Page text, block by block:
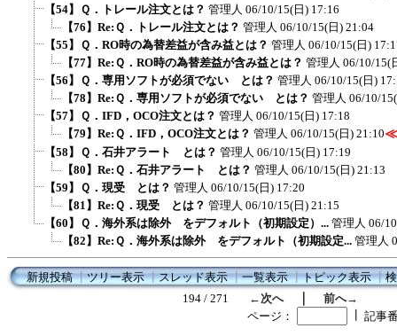
【54】Ｑ．トレール注文とは？ 管理人 06/10/15(日) 17:16
【76】Re:Ｑ．トレール注文とは？ 管理人 06/10/15(日) 21:04
【55】Ｑ．RO時の為替差益が含み益とは？ 管理人 06/10/15(日)
【77】Re:Ｑ．RO時の為替差益が含み益とは？ 管理人 06/10/15(
【56】Ｑ．専用ソフトが必須でない とは？ 管理人 06/10/15(日)
【78】Re:Ｑ．専用ソフトが必須でない とは？ 管理人 06/10/
【57】Ｑ．IFD，OCO注文とは？ 管理人 06/10/15(日) 17:18
【79】Re:Ｑ．IFD，OCO注文とは？ 管理人 06/10/15(日) 21:10
【58】Ｑ．石井アラート とは？ 管理人 06/10/15(日) 17:19
【80】Re:Ｑ．石井アラート とは？ 管理人 06/10/15(日) 21:13
【59】Ｑ．現受 とは？ 管理人 06/10/15(日) 17:20
【81】Re:Ｑ．現受 とは？ 管理人 06/10/15(日) 21:15
【60】Ｑ．海外系は除外 をデフォルト（初期設定）... 管理人 06/
【82】Re:Ｑ．海外系は除外 をデフォルト（初期設定... 管理人
新規投稿┃ツリー表示┃スレッド表示┃一覧表示┃トピック表示┃
194 / 271
←次へ｜ 前へ→
ページ：
記事